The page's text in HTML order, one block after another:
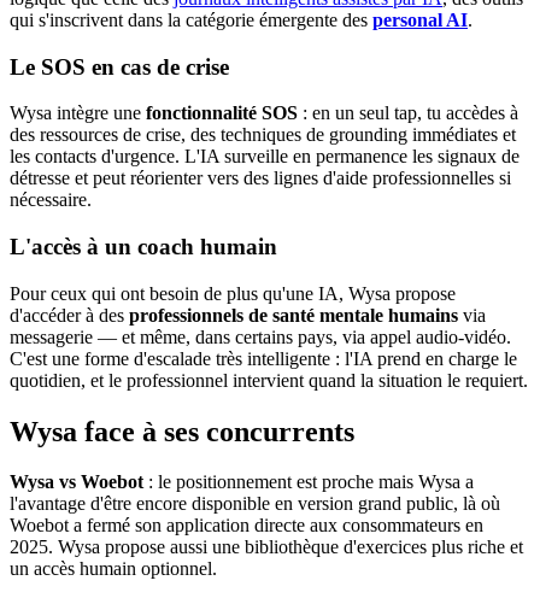
qui s'inscrivent dans la catégorie émergente des personal AI.
Le SOS en cas de crise
Wysa intègre une fonctionnalité SOS : en un seul tap, tu accèdes à
des ressources de crise, des techniques de grounding immédiates et
les contacts d'urgence. L'IA surveille en permanence les signaux de
détresse et peut réorienter vers des lignes d'aide professionnelles si
nécessaire.
L'accès à un coach humain
Pour ceux qui ont besoin de plus qu'une IA, Wysa propose
d'accéder à des professionnels de santé mentale humains via
messagerie — et même, dans certains pays, via appel audio-vidéo.
C'est une forme d'escalade très intelligente : l'IA prend en charge le
quotidien, et le professionnel intervient quand la situation le requiert.
Wysa face à ses concurrents
Wysa vs Woebot: le positionnement est proche mais Wysa a
l'avantage d'être encore disponible en version grand public, là où
Woebot a fermé son application directe aux consommateurs en
2025. Wysa propose aussi une bibliothèque d'exercices plus riche et
un accès humain optionnel.